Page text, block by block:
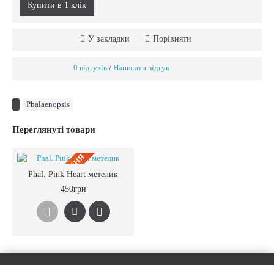
Купити в 1 клiк
У закладки Порівняти
0 відгуків / Написати відгук
Phalaenopsis
Переглянуті товари
ПIД ЗАМОВЛЕННЯ
Phal. Pink Heart метелик
450грн